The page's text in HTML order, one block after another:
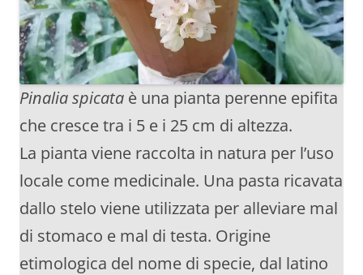
Pinalia spicata è una pianta perenne epifita
che cresce tra i 5 e i 25 cm di altezza.
La pianta viene raccolta in natura per l’uso
locale come medicinale. Una pasta ricavata
dallo stelo viene utilizzata per alleviare mal
di stomaco e mal di testa. Origine
etimologica del nome di specie, dal latino